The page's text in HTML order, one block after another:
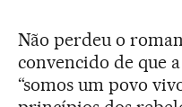
Não perdeu o
convencido de que
“somos um povo